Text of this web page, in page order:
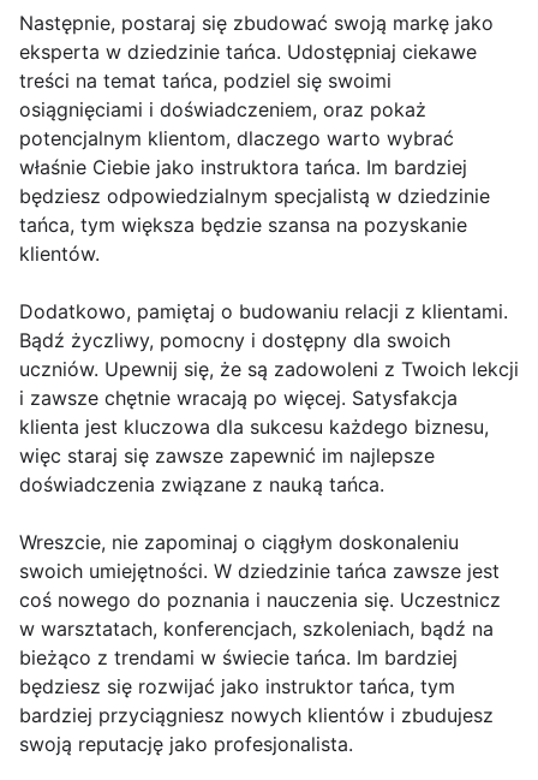
Następnie, postaraj się zbudować swoją markę jako
eksperta w dziedzinie tańca. Udostępniaj ciekawe
treści na temat tańca, podziel się swoimi
osiągnięciami i doświadczeniem, oraz pokaż
potencjalnym klientom, dlaczego warto wybrać
właśnie Ciebie jako instruktora tańca. Im bardziej
będziesz odpowiedzialnym specjalistą w dziedzinie
tańca, tym większa będzie szansa na pozyskanie
klientów.
Dodatkowo, pamiętaj o budowaniu relacji z klientami.
Bądź życzliwy, pomocny i dostępny dla swoich
uczniów. Upewnij się, że są zadowoleni z Twoich lekcji
i zawsze chętnie wracają po więcej. Satysfakcja
klienta jest kluczowa dla sukcesu każdego biznesu,
więc staraj się zawsze zapewnić im najlepsze
doświadczenia związane z nauką tańca.
Wreszcie, nie zapominaj o ciągłym doskonaleniu
swoich umiejętności. W dziedzinie tańca zawsze jest
coś nowego do poznania i nauczenia się. Uczestnicz
w warsztatach, konferencjach, szkoleniach, bądź na
bieżąco z trendami w świecie tańca. Im bardziej
będziesz się rozwijać jako instruktor tańca, tym
bardziej przyciągniesz nowych klientów i zbudujesz
swoją reputację jako profesjonalista.